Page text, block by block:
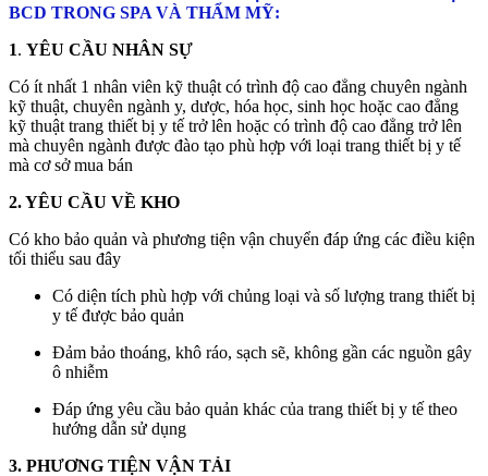
BCD TRONG SPA VÀ THẨM MỸ:
1. YÊU CẦU NHÂN SỰ
Có ít nhất 1 nhân viên kỹ thuật có trình độ cao đẳng chuyên ngành
kỹ thuật, chuyên ngành y, dược, hóa học, sinh học hoặc cao đẳng
kỹ thuật trang thiết bị y tế trở lên hoặc có trình độ cao đẳng trở lên
mà chuyên ngành được đào tạo phù hợp với loại trang thiết bị y tế
mà cơ sở mua bán
2. YÊU CẦU VỀ KHO
Có kho bảo quản và phương tiện vận chuyển đáp ứng các điều kiện
tối thiểu sau đây
Có diện tích phù hợp với chủng loại và số lượng trang thiết bị
y tế được bảo quản
Đảm bảo thoáng, khô ráo, sạch sẽ, không gần các nguồn gây
ô nhiễm
Đáp ứng yêu cầu bảo quản khác của trang thiết bị y tế theo
hướng dẫn sử dụng
3. PHƯƠNG TIỆN VẬN TẢI